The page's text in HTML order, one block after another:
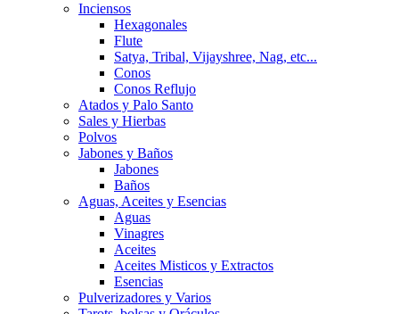
Inciensos
Hexagonales
Flute
Satya, Tribal, Vijayshree, Nag, etc...
Conos
Conos Reflujo
Atados y Palo Santo
Sales y Hierbas
Polvos
Jabones y Baños
Jabones
Baños
Aguas, Aceites y Esencias
Aguas
Vinagres
Aceites
Aceites Misticos y Extractos
Esencias
Pulverizadores y Varios